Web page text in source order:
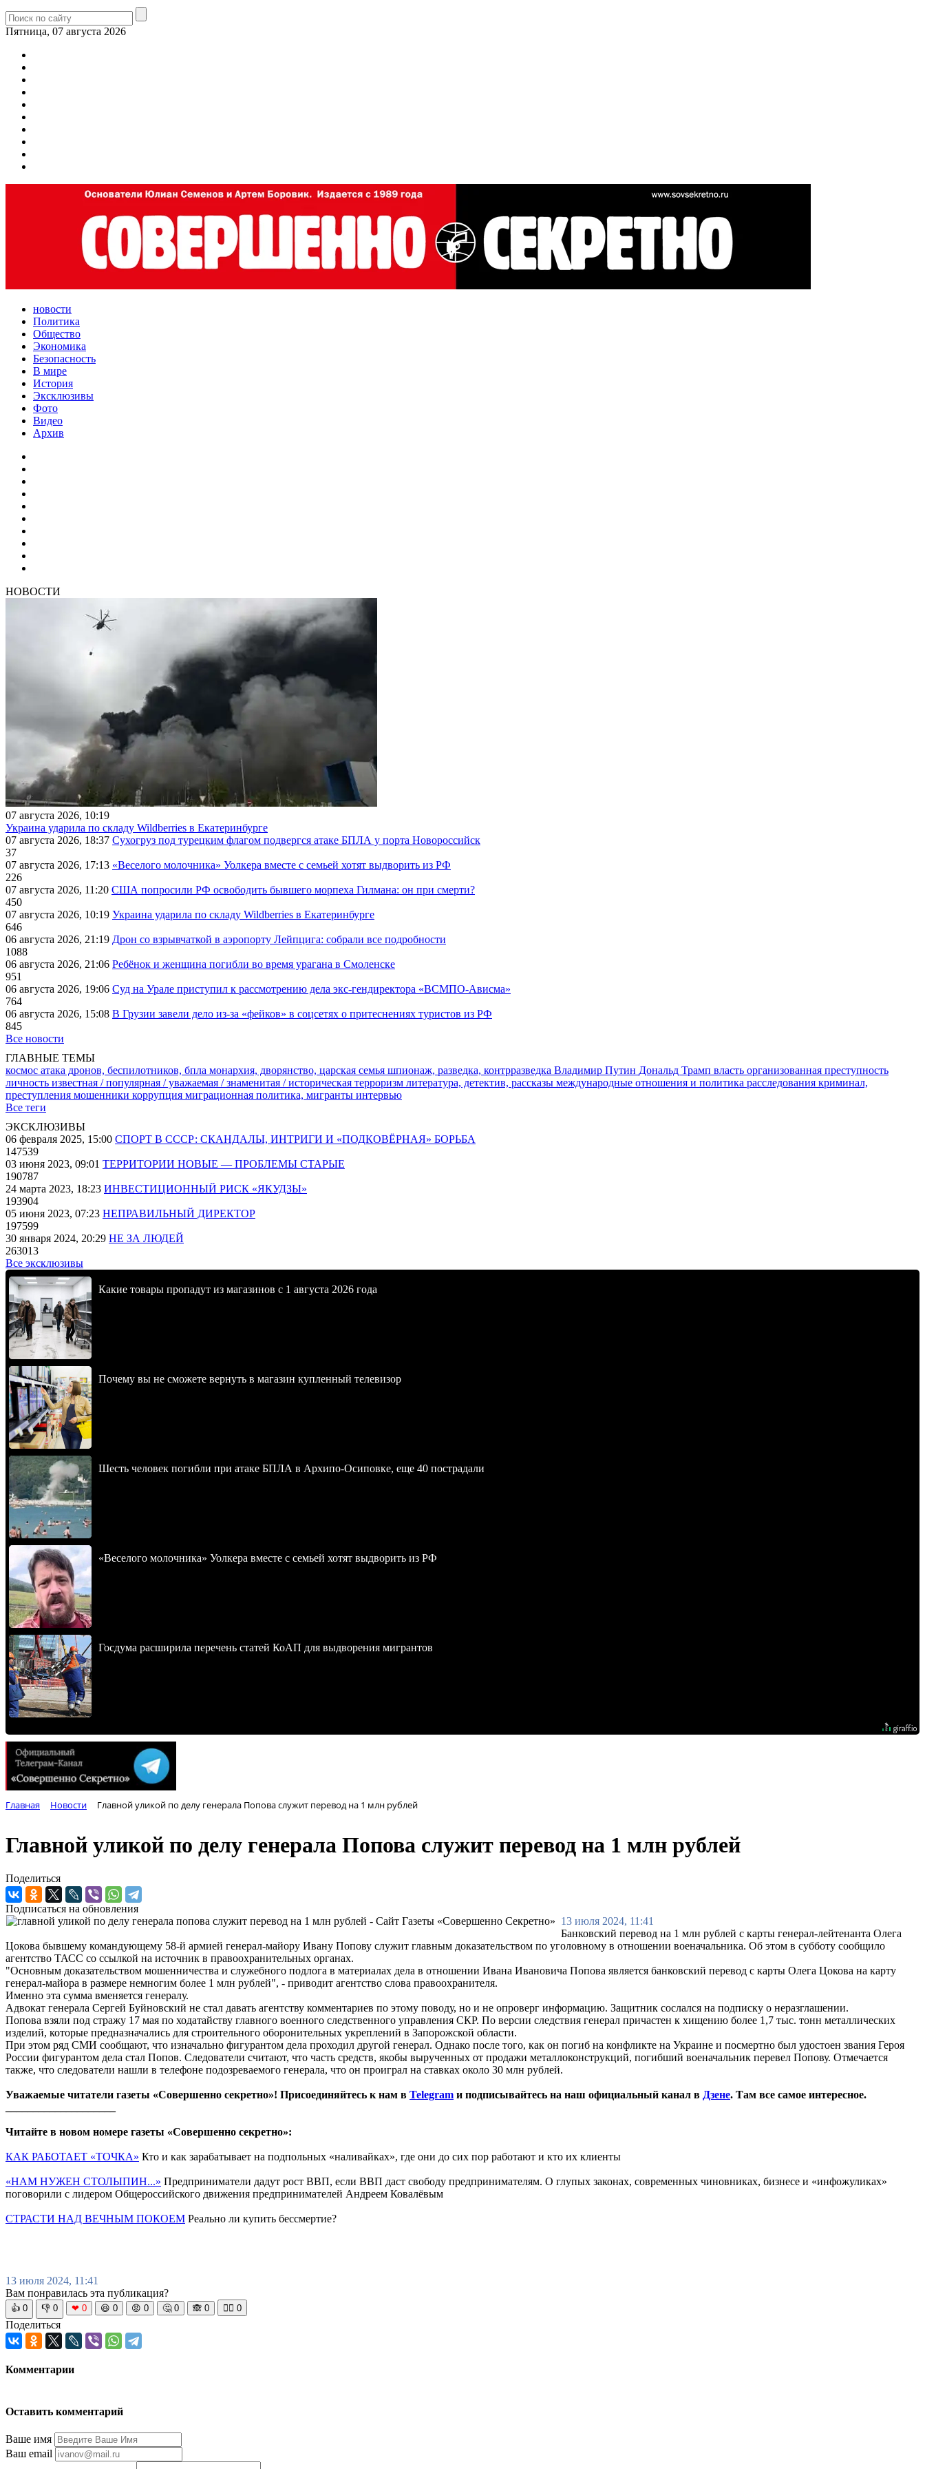
Пятница, 07 августа 2026
новости
Политика
Общество
Экономика
Безопасность
В мире
История
Эксклюзивы
Фото
Видео
Архив
НОВОСТИ
07 августа 2026, 10:19
Украина ударила по складу Wildberries в Екатеринбурге
07 августа 2026, 18:37 Сухогруз под турецким флагом подвергся атаке БПЛА у порта Новороссийск
37
07 августа 2026, 17:13 «Веселого молочника» Уолкера вместе с семьей хотят выдворить из РФ
226
07 августа 2026, 11:20 США попросили РФ освободить бывшего морпеха Гилмана: он при смерти?
450
07 августа 2026, 10:19 Украина ударила по складу Wildberries в Екатеринбурге
646
06 августа 2026, 21:19 Дрон со взрывчаткой в аэропорту Лейпцига: собрали все подробности
1088
06 августа 2026, 21:06 Ребёнок и женщина погибли во время урагана в Смоленске
951
06 августа 2026, 19:06 Суд на Урале приступил к рассмотрению дела экс-гендиректора «ВСМПО-Ависма»
764
06 августа 2026, 15:08 В Грузии завели дело из-за «фейков» в соцсетях о притеснениях туристов из РФ
845
Все новости
ГЛАВНЫЕ ТЕМЫ
космос атака дронов, беспилотников, бпла монархия, дворянство, царская семья шпионаж, разведка, контрразведка Владимир Путин Дональд Трамп власть организованная преступность
личность известная / популярная / уважаемая / знаменитая / историческая терроризм литература, детектив, рассказы международные отношения и политика расследования криминал,
преступления мошенники коррупция миграционная политика, мигранты интервью
Все теги
ЭКСКЛЮЗИВЫ
06 февраля 2025, 15:00 СПОРТ В СССР: СКАНДАЛЫ, ИНТРИГИ И «ПОДКОВЁРНАЯ» БОРЬБА
147539
03 июня 2023, 09:01 ТЕРРИТОРИИ НОВЫЕ — ПРОБЛЕМЫ СТАРЫЕ
190787
24 марта 2023, 18:23 ИНВЕСТИЦИОННЫЙ РИСК «ЯКУДЗЫ»
193904
05 июня 2023, 07:23 НЕПРАВИЛЬНЫЙ ДИРЕКТОР
197599
30 января 2024, 20:29 НЕ ЗА ЛЮДЕЙ
263013
Все эксклюзивы
Какие товары пропадут из магазинов с 1 августа 2026 года
Почему вы не сможете вернуть в магазин купленный телевизор
Шесть человек погибли при атаке БПЛА в Архипо-Осиповке, еще 40 пострадали
«Веселого молочника» Уолкера вместе с семьей хотят выдворить из РФ
Госдума расширила перечень статей КоАП для выдворения мигрантов
Главная Новости Главной уликой по делу генерала Попова служит перевод на 1 млн рублей
Главной уликой по делу генерала Попова служит перевод на 1 млн рублей
Поделиться
Подписаться на обновления
13 июля 2024, 11:41
Банковский перевод на 1 млн рублей с карты генерал-лейтенанта Олега
Цокова бывшему командующему 58-й армией генерал-майору Ивану Попову служит главным доказательством по уголовному в отношении военачальника. Об этом в субботу сообщило
агентство ТАСС со ссылкой на источник в правоохранительных органах.
"Основным доказательством мошенничества и служебного подлога в материалах дела в отношении Ивана Ивановича Попова является банковский перевод с карты Олега Цокова на карту
генерал-майора в размере немногим более 1 млн рублей", - приводит агентство слова правоохранителя.
Именно эта сумма вменяется генералу.
Адвокат генерала Сергей Буйновский не стал давать агентству комментариев по этому поводу, но и не опроверг информацию. Защитник сослался на подписку о неразглашении.
Попова взяли под стражу 17 мая по ходатайству главного военного следственного управления СКР. По версии следствия генерал причастен к хищению более 1,7 тыс. тонн металлических
изделий, которые предназначались для строительного оборонительных укреплений в Запорожской области.
При этом ряд СМИ сообщают, что изначально фигурантом дела проходил другой генерал. Однако после того, как он погиб на конфликте на Украине и посмертно был удостоен звания Героя
России фигурантом дела стал Попов. Следователи считают, что часть средств, якобы вырученных от продажи металлоконструкций, погибший военачальник перевел Попову. Отмечается
также, что следователи нашли в телефоне подозреваемого генерала, что он проиграл на ставках около 30 млн рублей.
Уважаемые читатели газеты «Совершенно секретно»! Присоединяйтесь к нам в Telegram и подписывайтесь на наш официальный канал в Дзене. Там все самое интересное.
Читайте в новом номере газеты «Совершенно секретно»:
КАК РАБОТАЕТ «ТОЧКА» Кто и как зарабатывает на подпольных «наливайках», где они до сих пор работают и кто их клиенты
«НАМ НУЖЕН СТОЛЫПИН...» Предприниматели дадут рост ВВП, если ВВП даст свободу предпринимателям. О глупых законах, современных чиновниках, бизнесе и «инфожуликах»
поговорили с лидером Общероссийского движения предпринимателей Андреем Ковалёвым
СТРАСТИ НАД ВЕЧНЫМ ПОКОЕМ Реально ли купить бессмертие?
13 июля 2024, 11:41
Вам понравилась эта публикация?
👍 0 👎 0 ❤ 0 😆 0 😡 0 🤔 0 🙈 0 🧘‍♀️ 0
Поделиться
Комментарии
Оставить комментарий
Ваше имя
Ваш email